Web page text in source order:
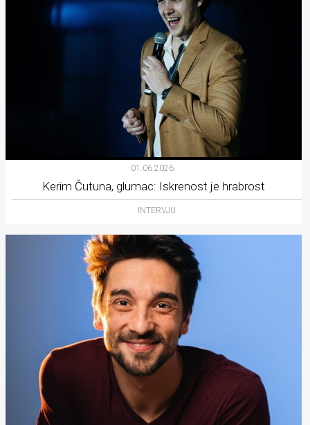
01.06.2026.
Kerim Čutuna, glumac: Iskrenost je hrabrost
INTERVJU